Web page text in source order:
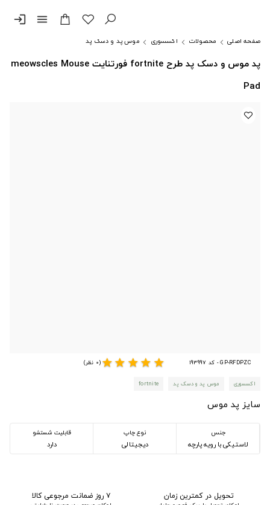
menu
login
صفحه اصلی محصولات اکسسوری موس پد و دسک پد
پد موس و دسک پد طرح fortnite فورتنایت meowscles Mouse
Pad
GP-RFDPZC - کد 193997 star
star
star
star
star(0 نظر)
اکسسوری موس پد و دسک پد fortnite
سایز پد موس
جنس
لاستیکی با رویه پارچه
نوع چاپ
دیجیتالی
قابلیت شستشو
دارد
تحویل در کمترین زمان ۷ روز ضمانت مرجوعی کالا